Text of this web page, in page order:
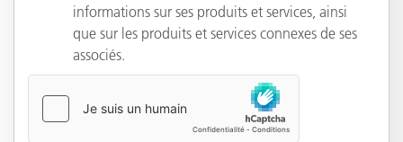
informations sur ses produits et services, ainsi
que sur les produits et services connexes de ses
associés.